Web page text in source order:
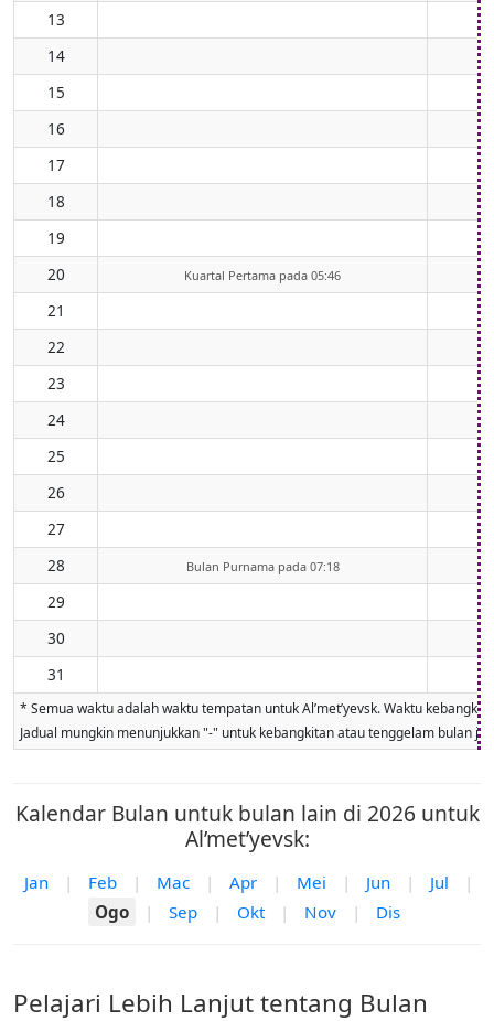
13
14
15
16
17
18
19
20
Kuartal Pertama pada 05:46
21
22
23
24
25
26
27
28
Bulan Purnama pada 07:18
29
30
31
* Semua waktu adalah waktu tempatan untuk Al’met’yevsk. Waktu
Jadual mungkin menunjukkan "-" untuk kebangkitan atau tenggelam bulan
Kalendar Bulan untuk bulan lain di 2026 untuk
Al’met’yevsk:
Jan | Feb | Mac | Apr | Mei | Jun | Jul
|
Ogo
| Sep | Okt | Nov | Dis
Pelajari Lebih Lanjut tentang Bulan